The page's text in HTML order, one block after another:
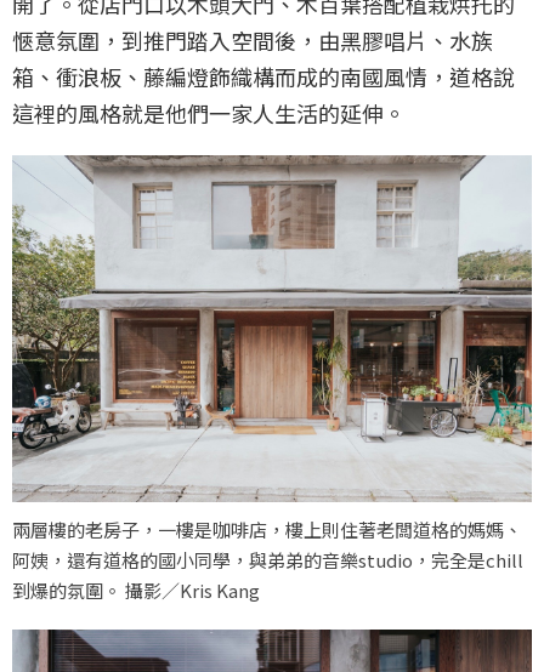
開了。從店門口以木頭大門、木百葉搭配植栽烘托的
愜意氛圍，到推門踏入空間後，由黑膠唱片、水族
箱、衝浪板、藤編燈飾織構而成的南國風情，道格說
這裡的風格就是他們一家人生活的延伸。
兩層樓的老房子，一樓是咖啡店，樓上則住著老闆道格的媽媽、
阿姨，還有道格的國小同學，與弟弟的音樂studio，完全是chill
到爆的氛圍。 攝影／Kris Kang